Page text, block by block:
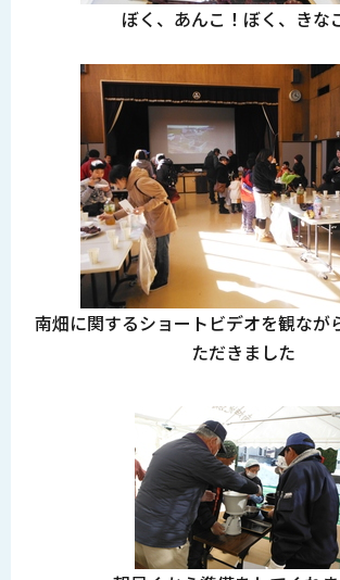
ぼく、あんこ！ぼく、きな
南畑に関するショートビデオを観なが
ただきました